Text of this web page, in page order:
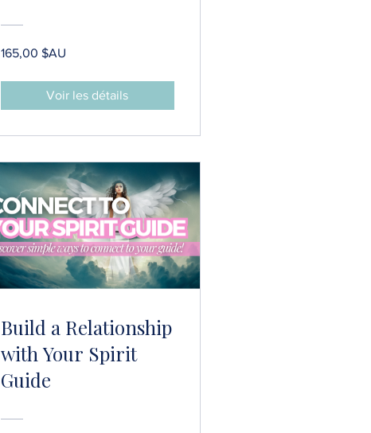
Meditation &
Gratitude Practices)
165,00 $AU
Voir les détails
Build a Relationship
with Your Spirit
Guide